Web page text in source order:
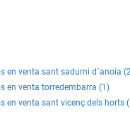
en venta sant sadurni d´anoia
en venta torredembarra (1)
en venta sant vicenç dels horts